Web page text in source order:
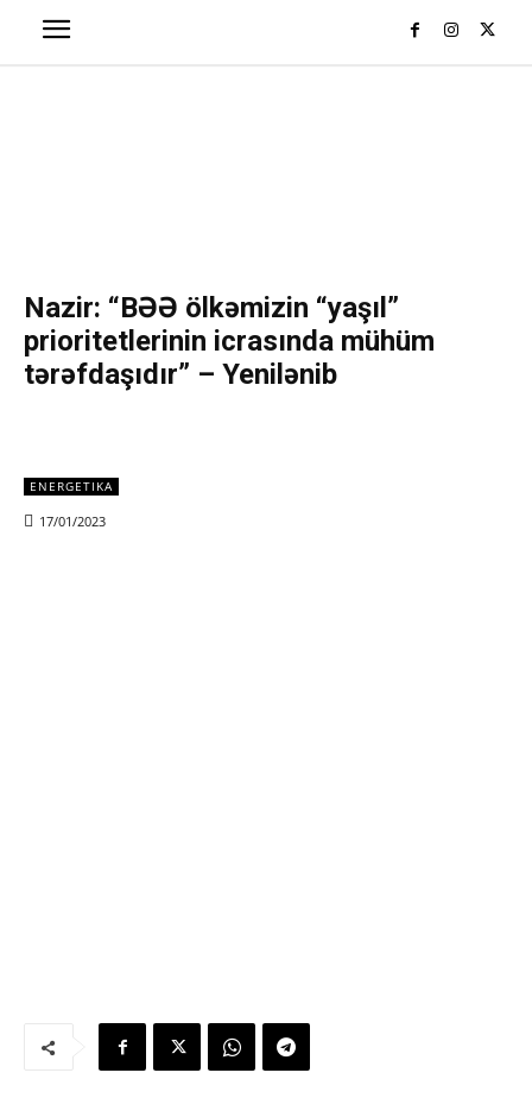
Nazir: “BƏƏ ölkəmizin “yaşıl”
prioritetlerinin icrasında mühüm
tərəfdaşıdır” – Yenilənib
ENERGETIKA
17/01/2023